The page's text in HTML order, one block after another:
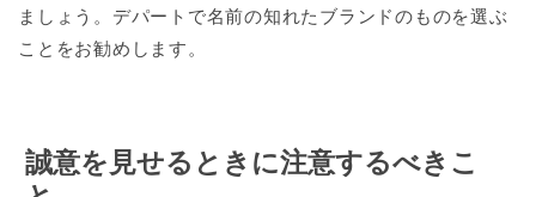
ましょう。デパートで名前の知れたブランドのものを選ぶ
ことをお勧めします。
誠意を見せるときに注意するべきこ